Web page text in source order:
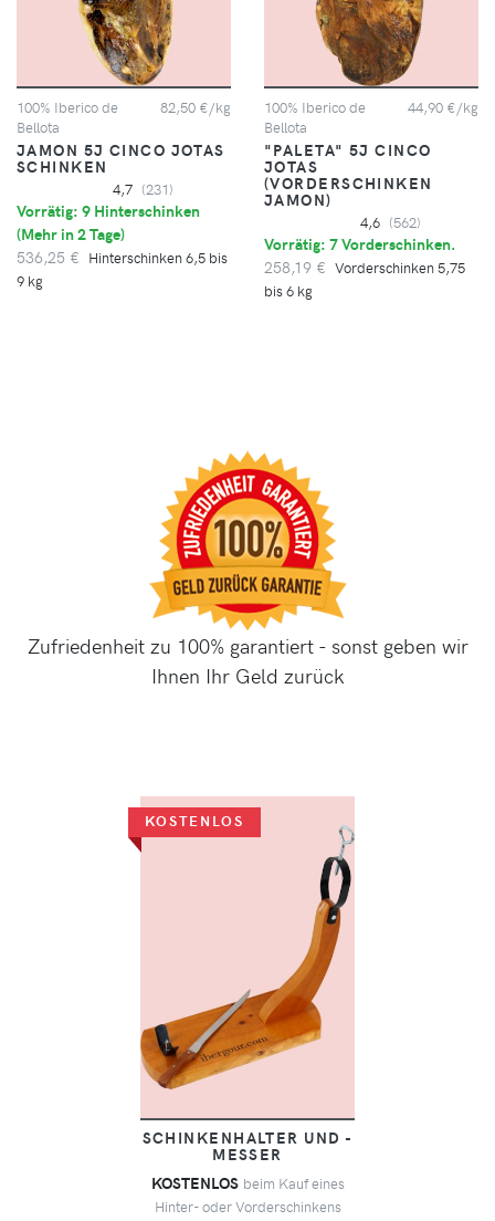
100% Iberico de
Bellota
82,50 €/kg
JAMON 5J CINCO JOTAS
SCHINKEN
4,7 (231)
Vorrätig: 9 Hinterschinken
(Mehr in 2 Tage)
536,25 € Hinterschinken 6,5 bis
9 kg
100% Iberico de
Bellota
44,90 €/kg
"PALETA" 5J CINCO
JOTAS
(VORDERSCHINKEN
JAMON)
4,6 (562)
Vorrätig: 7 Vorderschinken.
258,19 € Vorderschinken 5,75
bis 6 kg
Zufriedenheit zu 100% garantiert - sonst geben wir
Ihnen Ihr Geld zurück
KOSTENLOS
SCHINKENHALTER UND -
MESSER
KOSTENLOS beim Kauf eines
Hinter- oder Vorderschinkens